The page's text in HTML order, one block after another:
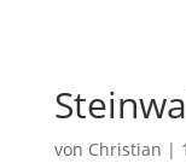
von Christian |